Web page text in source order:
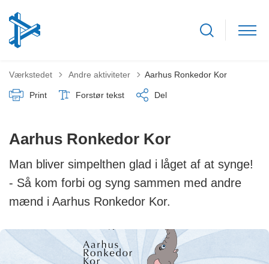
Værkstedet Tilbage til
Andre aktiviteter Aarhus Ronkedor Kor
Print Forstør tekst Del
Aarhus Ronkedor Kor
Man bliver simpelthen glad i låget af at synge!
- Så kom forbi og syng sammen med andre
mænd i Aarhus Ronkedor Kor.